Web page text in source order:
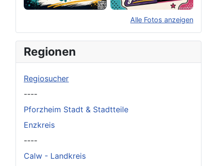
Alle Fotos anzeigen
Original herunterladen
Regionen
Regiosucher
----
Pforzheim Stadt & Stadtteile
Enzkreis
----
Calw - Landkreis